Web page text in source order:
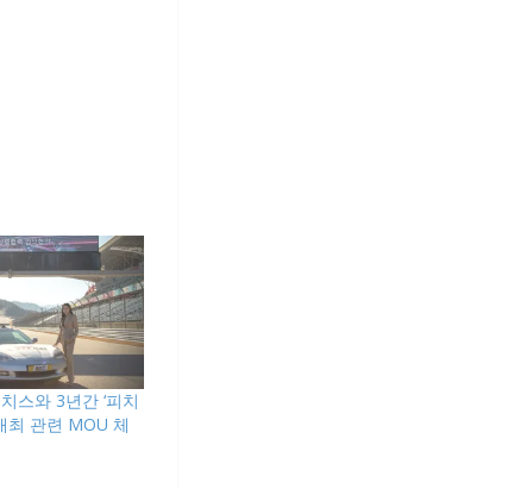
스와 3년간 ‘피치
최 관련 MOU 체